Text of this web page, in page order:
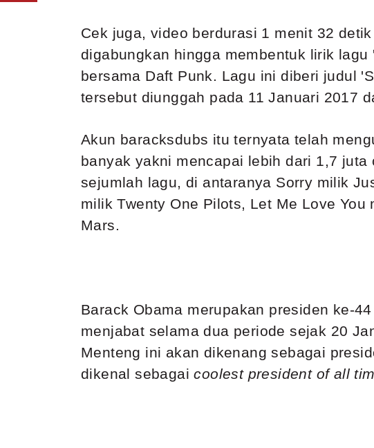
Cek juga, video berdurasi 1 menit 32
digabungkan hingga membentuk lirik
bersama Daft Punk. Lagu ini diberi judul
tersebut diunggah pada 11 Januari 2017
Akun baracksdubs itu ternyata telah
banyak yakni mencapai lebih dari 1,7 juta
sejumlah lagu, di antaranya Sorry milik
milik Twenty One Pilots, Let Me Love
Mars.
Barack Obama merupakan presiden ke-
menjabat selama dua periode sejak 20
Menteng ini akan dikenang sebagai
dikenal sebagaicoolest president of all